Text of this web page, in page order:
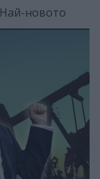
Най-новото